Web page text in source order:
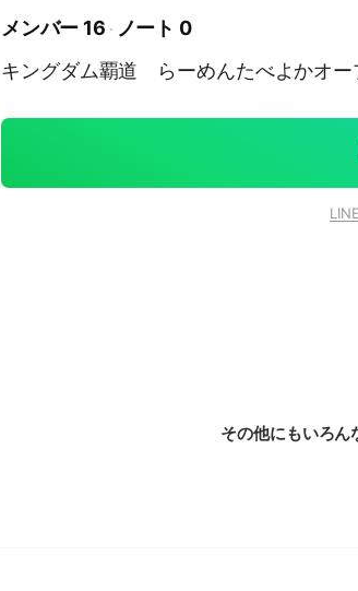
メンバー 16
ノート 0
キングダム覇道 らーめんたべよかオー
その他にもいろん